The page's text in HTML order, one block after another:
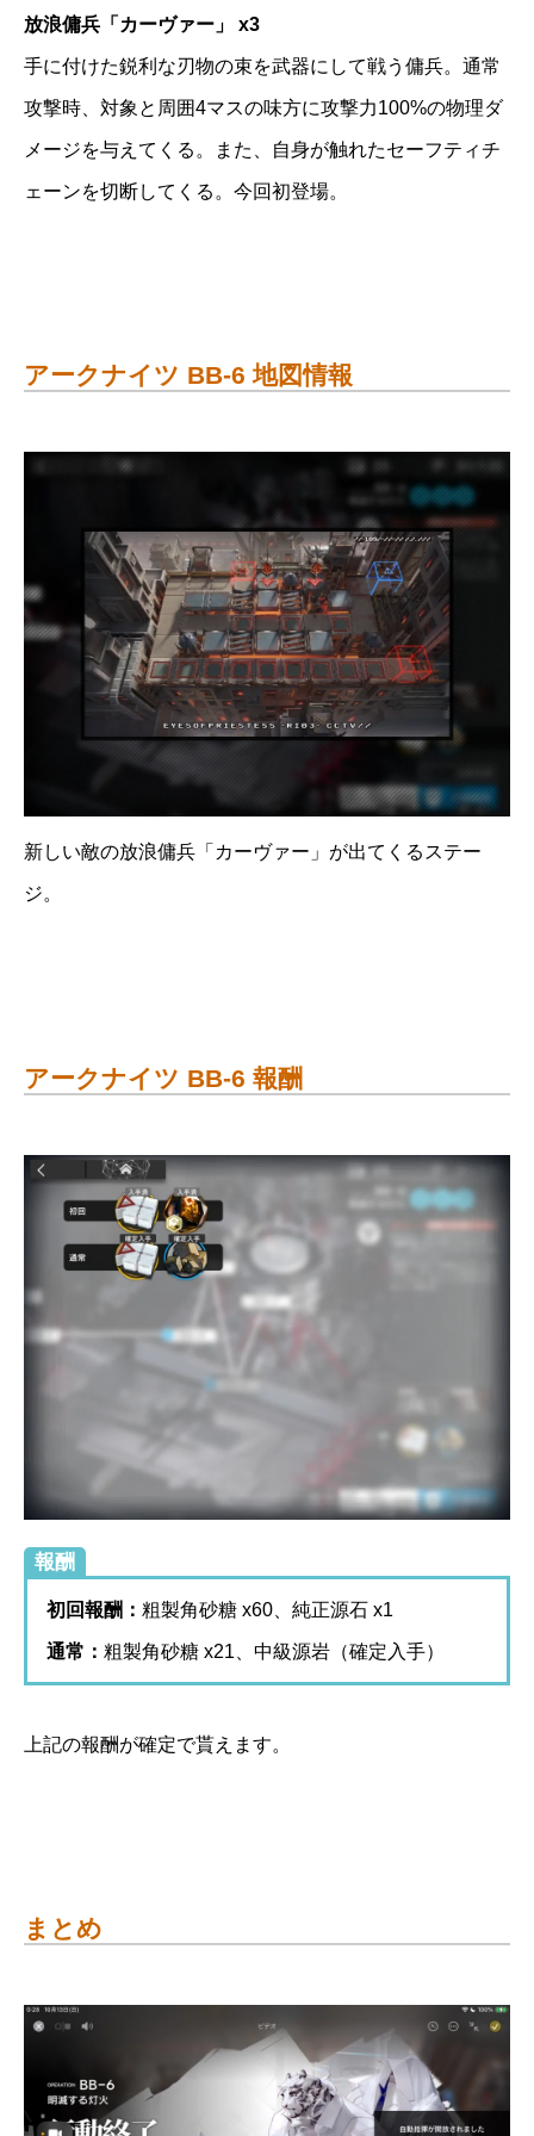
放浪傭兵「カーヴァー」 x3
手に付けた鋭利な刃物の束を武器にして戦う傭兵。通常
攻撃時、対象と周囲4マスの味方に攻撃力100%の物理ダ
メージを与えてくる。また、自身が触れたセーフティチ
ェーンを切断してくる。今回初登場。
アークナイツ BB-6 地図情報
新しい敵の放浪傭兵「カーヴァー」が出てくるステー
ジ。
アークナイツ BB-6 報酬
報酬
初回報酬： 粗製角砂糖 x60、純正源石 x1
通常： 粗製角砂糖 x21、中級源岩（確定入手）
上記の報酬が確定で貰えます。
まとめ